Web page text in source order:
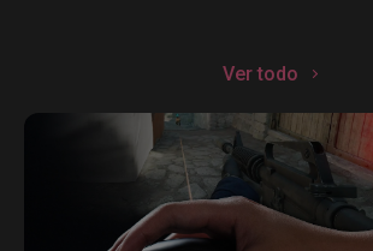
Ver todo